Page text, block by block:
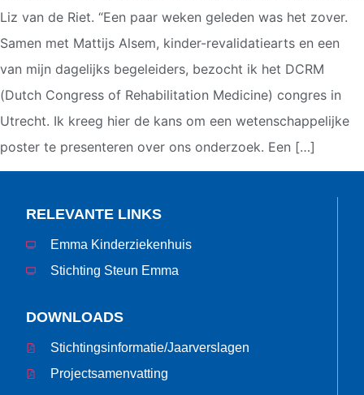
Liz van de Riet. “Een paar weken geleden was het zover.
Samen met Mattijs Alsem, kinder-revalidatiearts en een
van mijn dagelijks begeleiders, bezocht ik het DCRM
(Dutch Congress of Rehabilitation Medicine) congres in
Utrecht. Ik kreeg hier de kans om een wetenschappelijke
poster te presenteren over ons onderzoek. Een […]
RELEVANTE LINKS
Emma Kinderziekenhuis
Stichting Steun Emma
DOWNLOADS
Stichtingsinformatie/Jaarverslagen
Projectsamenvatting